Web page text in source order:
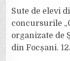
Sute de elevi
concursurile
organizate de
din Focșani.